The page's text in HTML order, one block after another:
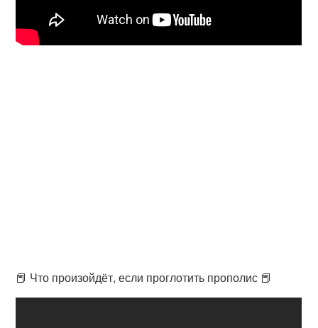
📕 Что произойдёт, если проглотить прополис 📕